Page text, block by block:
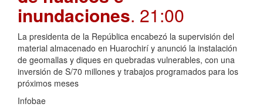
inundaciones. 21:00
La presidenta de la República encabezó la supervisión del
material almacenado en Huarochirí y anunció la instalación
de geomallas y diques en quebradas vulnerables, con una
inversión de S/70 millones y trabajos programados para los
próximos meses
Infobae